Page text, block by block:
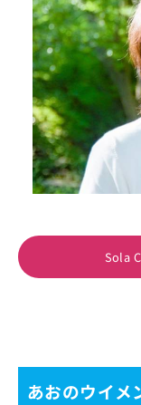
Sola
あおのウイメ